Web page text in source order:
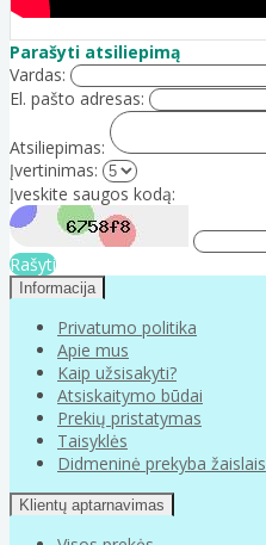
Parašyti atsiliepimą
Vardas:
El. pašto adresas:
Atsiliepimas:
Įvertinimas:
Įveskite saugos kodą:
Rašyti
Informacija
Privatumo politika
Apie mus
Kaip užsisakyti?
Atsiskaitymo būdai
Prekių pristatymas
Taisyklės
Didmeninė prekyba žaislais
Klientų aptarnavimas